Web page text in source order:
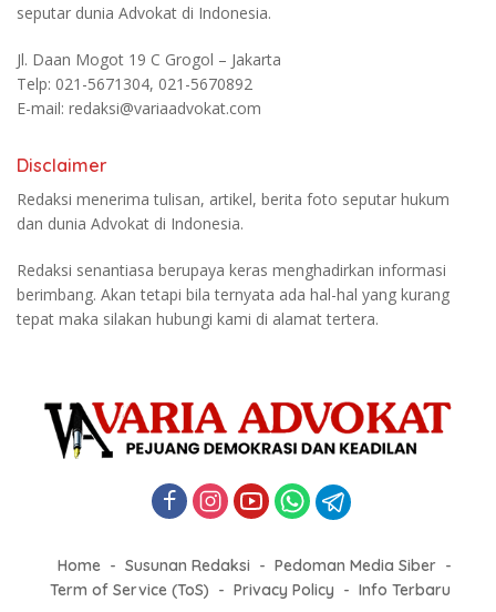
seputar dunia Advokat di Indonesia.
Jl. Daan Mogot 19 C Grogol – Jakarta
Telp: 021-5671304, 021-5670892
E-mail: redaksi@variaadvokat.com
Disclaimer
Redaksi menerima tulisan, artikel, berita foto seputar hukum
dan dunia Advokat di Indonesia.
Redaksi senantiasa berupaya keras menghadirkan informasi
berimbang. Akan tetapi bila ternyata ada hal-hal yang kurang
tepat maka silakan hubungi kami di alamat tertera.
Home Susunan Redaksi
Pedoman Media Siber
Term of Service (ToS)
Privacy Policy
Info Terbaru